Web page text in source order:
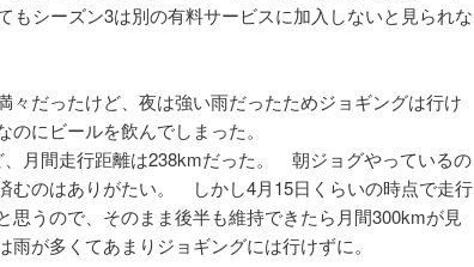
もシーズン3は別の有料サービスに加入しないと見られな
々だったけど、夜は強い雨だったためジョギングは行け
にビールを飲んでしまった。
月間走行距離は238kmだった。 朝ジョグやっているの
むのはありがたい。 しかし4月15日くらいの時点で走行
思うので、そのまま後半も維持できたら月間300kmが見
が多くてあまりジョギングには行けずに。